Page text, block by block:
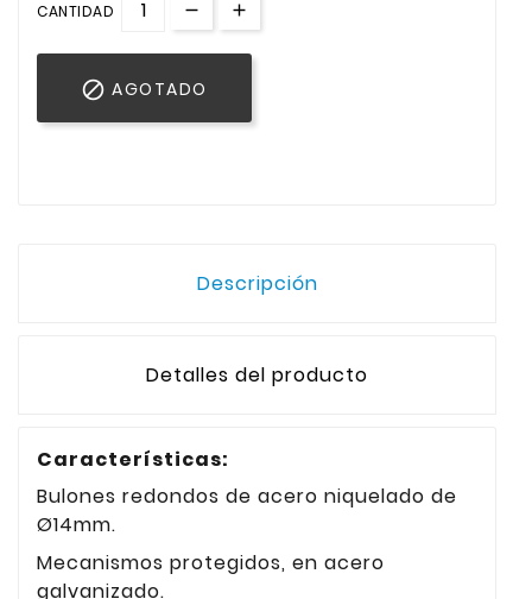
CANTIDAD
 AGOTADO
Descripción
Detalles del producto
Características:
Bulones redondos de acero niquelado de
Ø14mm.
Mecanismos protegidos, en acero
galvanizado.